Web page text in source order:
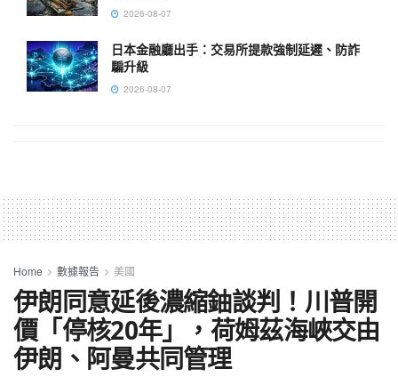
2026-08-07
日本金融廳出手：交易所提款強制延遲、防詐
騙升級
2026-08-07
Home 數據報告 美國
伊朗同意延後濃縮鈾談判！川普開
價「停核20年」，荷姆茲海峽交由
伊朗、阿曼共同管理